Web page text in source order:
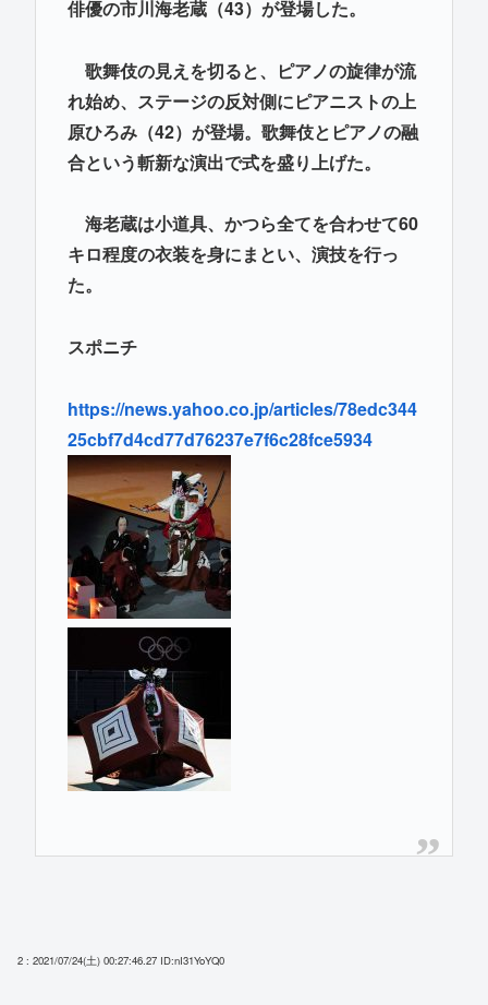
俳優の市川海老蔵（43）が登場した。
歌舞伎の見えを切ると、ピアノの旋律が流
れ始め、ステージの反対側にピアニストの上
原ひろみ（42）が登場。歌舞伎とピアノの融
合という斬新な演出で式を盛り上げた。
海老蔵は小道具、かつら全てを合わせて60
キロ程度の衣装を身にまとい、演技を行っ
た。
スポニチ
https://news.yahoo.co.jp/articles/78edc344
25cbf7d4cd77d76237e7f6c28fce5934
2 : 2021/07/24(土) 00:27:46.27 ID:nI31YoYQ0